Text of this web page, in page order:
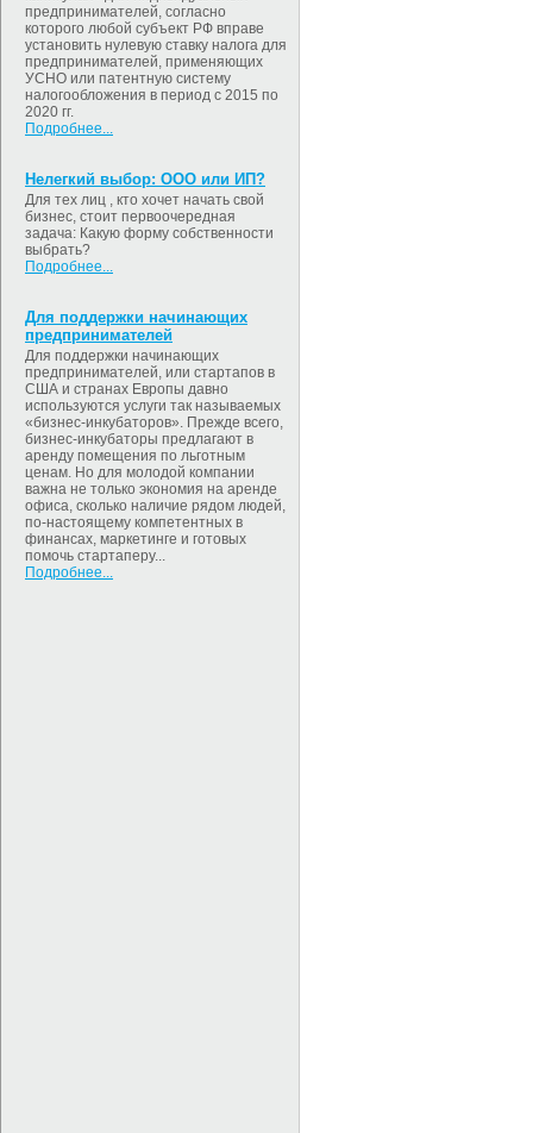
предпринимателей, согласно
которого любой субъект РФ вправе
установить нулевую ставку налога для
предпринимателей, применяющих
УСНО или патентную систему
налогообложения в период с 2015 по
2020 гг.
Подробнее...
Нелегкий выбор: ООО или ИП?
Для тех лиц , кто хочет начать свой
бизнес, стоит первоочередная
задача: Какую форму собственности
выбрать?
Подробнее...
Для поддержки начинающих
предпринимателей
Для поддержки начинающих
предпринимателей, или стартапов в
США и странах Европы давно
используются услуги так называемых
«бизнес-инкубаторов». Прежде всего,
бизнес-инкубаторы предлагают в
аренду помещения по льготным
ценам. Но для молодой компании
важна не только экономия на аренде
офиса, сколько наличие рядом людей,
по-настоящему компетентных в
финансах, маркетинге и готовых
помочь стартаперу...
Подробнее...